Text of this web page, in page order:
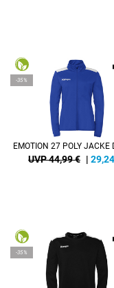
-35%
EMOTION 27 POLY JACKE
UVP 44,99 € | 29,24
-35%